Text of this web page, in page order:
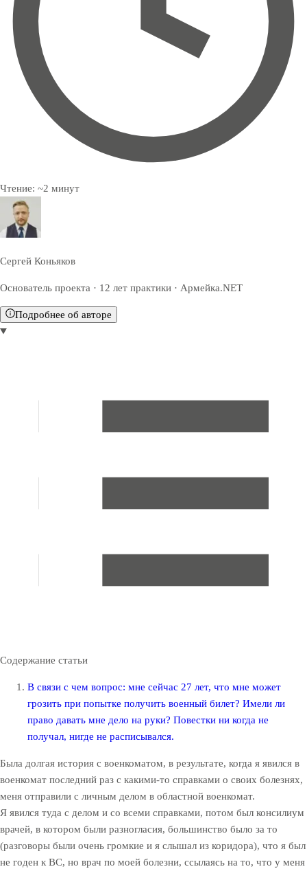
Чтение: ~2 минут
Сергей Коньяков
Основатель проекта · 12 лет практики · Армейка.NET
Подробнее об авторе
Содержание статьи
В связи с чем вопрос: мне сейчас 27 лет, что мне может
грозить при попытке получить военный билет? Имели ли
право давать мне дело на руки? Повестки ни когда не
получал, нигде не расписывался.
Была долгая история с военкоматом, в результате, когда я явился в
военкомат последний раз с какими-то справками о своих болезнях,
меня отправили с личным делом в областной военкомат.
Я явился туда с делом и со всеми справками, потом был консилиум
врачей, в котором были разногласия, большинство было за то
(разговоры были очень громкие и я слышал из коридора), что я был
не годен к ВС, но врач по моей болезни, ссылаясь на то, что у меня